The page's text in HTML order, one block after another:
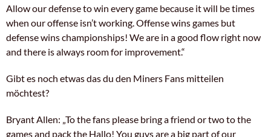
Allow our defense to win every game because it will be times
when our offense isn’t working. Offense wins games but
defense wins championships! We are in a good flow right now
and there is always room for improvement.“
Gibt es noch etwas das du den Miners Fans mitteilen
möchtest?
Bryant Allen: „To the fans please bring a friend or two to the
games and pack the Hallo! You guys are a big part of our